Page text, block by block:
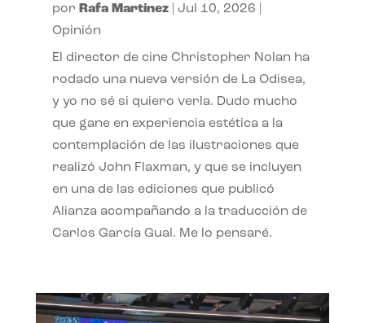
por Rafa Martínez| Jul 10, 2026
Opinión
El director de cine Christopher Nolan ha
rodado una nueva versión de La Odisea,
y yo no sé si quiero verla. Dudo mucho
que gane en experiencia estética a la
contemplación de las ilustraciones que
realizó John Flaxman, y que se incluyen
en una de las ediciones que publicó
Alianza acompañando a la traducción de
Carlos García Gual. Me lo pensaré.